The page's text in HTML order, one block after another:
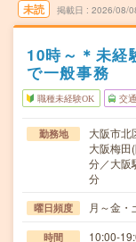
未読 掲載日 2026/08/
10時～＊未
で一般事務
職種未経験OK 交
勤務地
大阪市北
大阪梅田
分／大阪
分
曜日頻度 月～金
時間 10:00-